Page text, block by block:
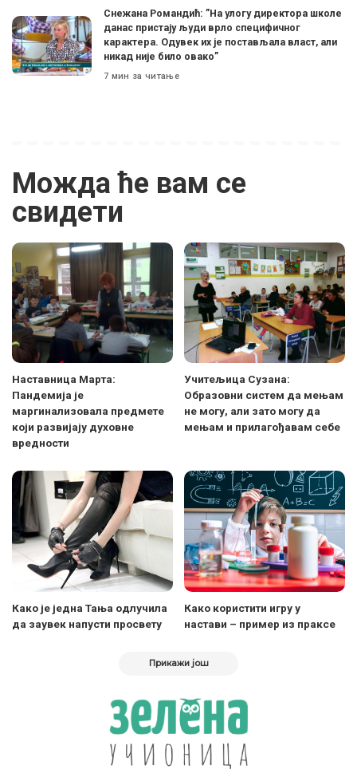
Снежана Романдић: ”На улогу директора школе
данас пристају људи врло специфичног
карактера. Одувек их је постављала власт, али
никад није било овако”
7 мин за читање
Можда ће вам се
свидети
Наставница Марта:
Пандемија је
маргинализовала предмете
који развијају духовне
вредности
Учитељица Сузана:
Образовни систем да мењам
не могу, али зато могу да
мењам и прилагођавам себе
Како је једна Тања одлучила
да заувек напусти просвету
Како користити игру у
настави – пример из праксе
Прикажи још